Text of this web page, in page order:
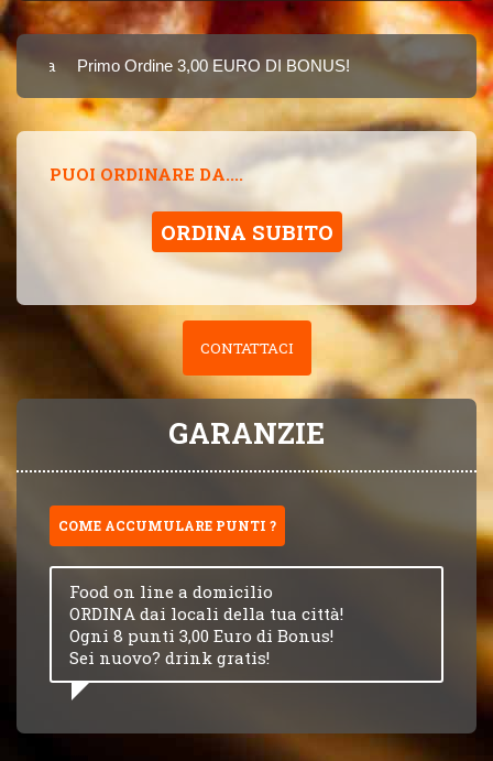
Primo Ordine 3,00 EURO DI BONUS!
8 PUNTI 3,00
PUOI ORDINARE DA....
ORDINA SUBITO
CONTATTACI
GARANZIE
COME ACCUMULARE PUNTI ?
Food on line a domicilio
ORDINA dai locali della tua città!
Ogni 8 punti 3,00 Euro di Bonus!
Sei nuovo? drink gratis!